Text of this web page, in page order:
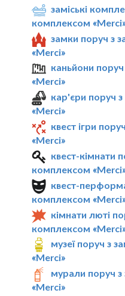
заміські
комплексом
замки поруч з
«Merci»
каньйони
«Merci»
кар'єри поруч
«Merci»
квест ігри
«Merci»
квест-кімнати
комплексом
квест-
комплексом
кімнати люті
комплексом
музеї поруч з
«Merci»
мурали поруч
«Merci»